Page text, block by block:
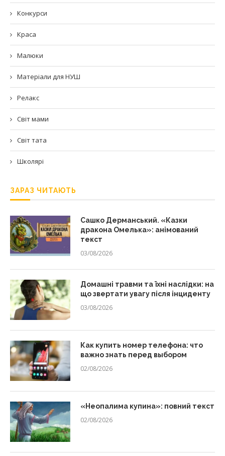
Конкурси
Краса
Малюки
Матеріали для НУШ
Релакс
Світ мами
Світ тата
Школярі
ЗАРАЗ ЧИТАЮТЬ
Сашко Дерманський. «Казки
дракона Омелька»: анімований
текст
03/08/2026
Домашні травми та їхні наслідки: на
що звертати увагу після інциденту
03/08/2026
Как купить номер телефона: что
важно знать перед выбором
02/08/2026
«Неопалима купина»: повний текст
02/08/2026